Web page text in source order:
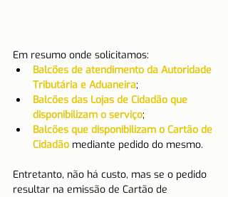
Em resumo onde solicitamos:
Balcões de atendimento da Autoridade
Tributária e Aduaneira;
Balcões das Lojas de Cidadão que
disponibilizam o serviço;
Balcões que disponibilizam o Cartão de
Cidadão mediante pedido do mesmo.
Entretanto, não há custo, mas se o pedido
resultar na emissão de Cartão de